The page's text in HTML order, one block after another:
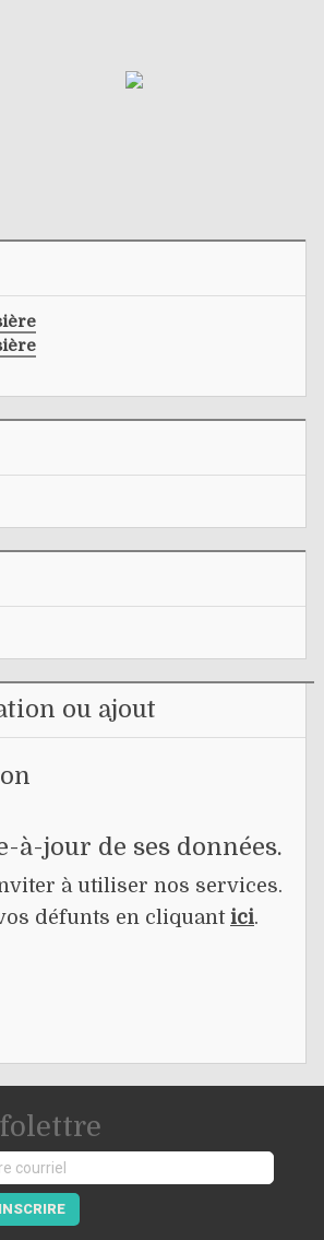
ou ajout
à-jour de ses données.
à utiliser nos services.
défunts en cliquantici.